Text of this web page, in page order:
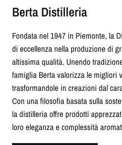
Berta Distilleria
Fondata nel 1947 in Piemonte, la
di eccellenza nella produzione di
altissima qualità. Unendo
famiglia Berta valorizza le migliori
trasformandole in creazioni dal
Con una filosofia basata sulla
la distilleria offre prodotti
loro eleganza e complessità